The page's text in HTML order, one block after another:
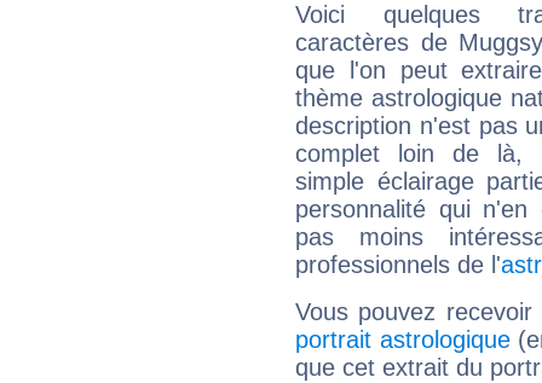
Voici quelques
caractères de
que l'on peut
thème astrologique
description n'est pas
complet loin de là,
simple éclairage
personnalité qui n'en
pas moins
professionnels de l'
Vous pouvez
portrait astrologique
que cet extrait du